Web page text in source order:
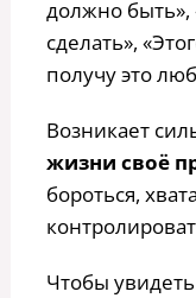
должно быть»,
сделать»,
получу это
Возникает
жизни своё
бороться,
Чтобы увидеть